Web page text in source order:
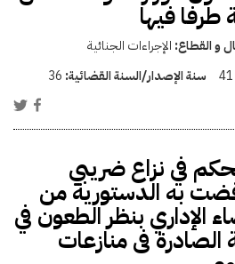
طرفا فيها
و القطاع: الإجراءات الجنائية
41 سنة الإصدار/السنة القضائية: 36
في نزاع ضريبي
به الدستورية من
الإداري بنظر الطعون في
الصادرة فى منازعات